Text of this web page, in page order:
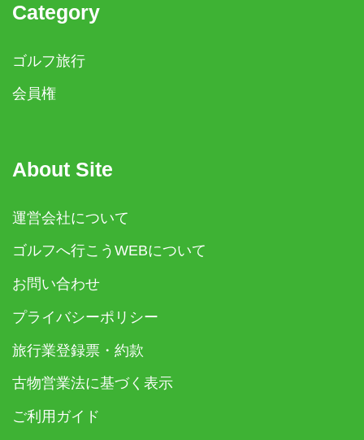
Category
ゴルフ旅行
会員権
About Site
運営会社について
ゴルフへ行こうWEBについて
お問い合わせ
プライバシーポリシー
旅行業登録票・約款
古物営業法に基づく表示
ご利用ガイド